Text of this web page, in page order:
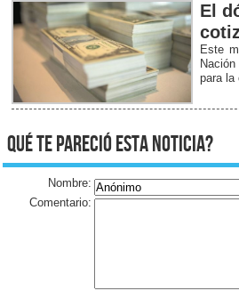
El
Este
para la
qué te pareció esta noticia?
Nombre:
Comentario: